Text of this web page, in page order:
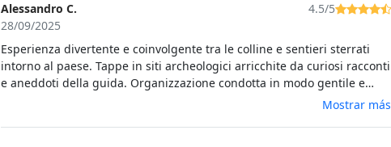
Alessandro C.
28/09/2025
4.5/5
Esperienza divertente e coinvolgente tra le colline e sentieri sterrati
intorno al paese. Tappe in siti archeologici arricchite da curiosi racconti
e aneddoti della guida. Organizzazione condotta in modo gentile e
disponibile. Consigliato per una utenza principianti e amatori delMostrar más